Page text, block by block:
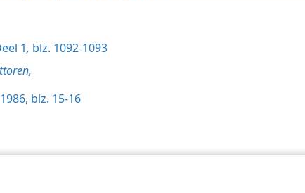
1, blz. 1092-1093
blz. 15-16
Society of Pennsylvania